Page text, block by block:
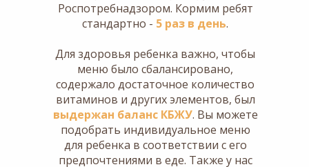
Роспотребнадзором. Кормим ребят
стандартно - 5 раз в день.
Для здоровья ребенка важно, чтобы
меню было сбалансировано,
содержало достаточное количество
витаминов и других элементов, был
выдержан баланс КБЖУ. Вы можете
подобрать индивидуальное меню
для ребенка в соответствии с его
предпочтениями в еде. Также у нас